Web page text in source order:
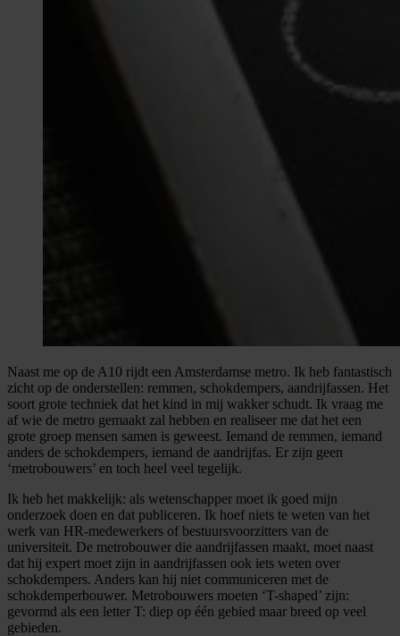
Naast me op de A10 rijdt een Amsterdamse metro. Ik heb fantastisch
zicht op de onderstellen: remmen, schokdempers, aandrijfassen. Het
soort grote techniek dat het kind in mij wakker schudt. Ik vraag me
af wie de metro gemaakt zal hebben en realiseer me dat het een
grote groep mensen samen is geweest. Iemand de remmen, iemand
anders de schokdempers, iemand de aandrijfas. Er zijn geen
‘metrobouwers’ en toch heel veel tegelijk.
Ik heb het makkelijk: als wetenschapper moet ik goed mijn
onderzoek doen en dat publiceren. Ik hoef niets te weten van het
werk van HR-medewerkers of bestuursvoorzitters van de
universiteit. De metrobouwer die aandrijfassen maakt, moet naast
dat hij expert moet zijn in aandrijfassen ook iets weten over
schokdempers. Anders kan hij niet communiceren met de
schokdemperbouwer. Metrobouwers moeten ‘T-shaped’ zijn:
gevormd als een letter T: diep op één gebied maar breed op veel
gebieden.